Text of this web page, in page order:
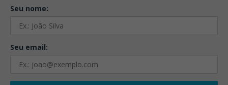
Seu nome:
Seu email: